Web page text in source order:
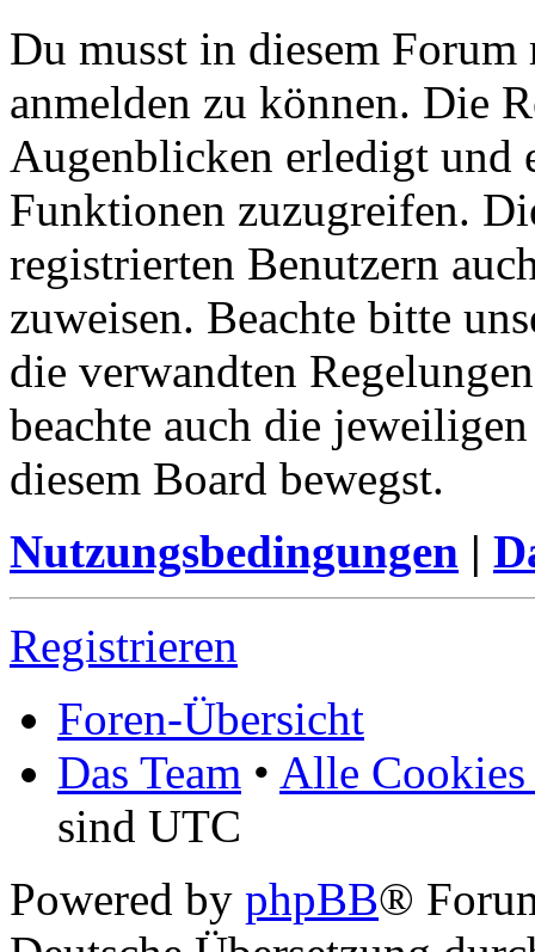
Du musst in diesem
anmelden zu können. Die
Augenblicken erledigt und
Funktionen zuzugreifen.
registrierten Benutzern
zuweisen. Beachte bitte
die verwandten
beachte auch die
diesem Board bewegst.
Nutzungsbedingungen |
Registrieren
Foren-Übersicht
Das Team • Alle Cookies
sind UTC
Powered by phpBB®